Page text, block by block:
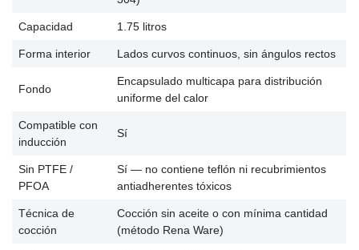
Capacidad 1.75 litros
Forma interior Lados curvos continuos, sin ángulos rectos
Fondo
Encapsulado multicapa para distribución
uniforme del calor
Compatible con
inducción
Sí
Sin PTFE /
PFOA
Sí — no contiene teflón ni recubrimientos
antiadherentes tóxicos
Técnica de
cocción
Cocción sin aceite o con mínima cantidad
(método Rena Ware)